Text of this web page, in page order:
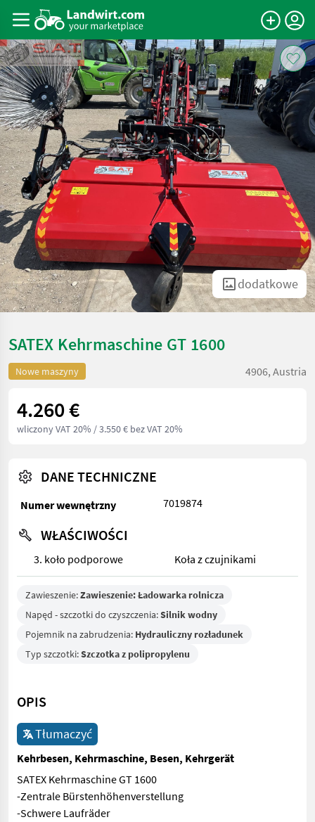
dodatkowe
SATEX Kehrmaschine GT 1600
Nowe maszyny 4906, Austria
4.260 €
wliczony VAT 20% / 3.550 € bez VAT 20%
DANE TECHNICZNE
Numer wewnętrzny 7019874
WŁAŚCIWOŚCI
3. koło podporowe Koła z czujnikami
Zawieszenie:Zawieszenie: Ładowarka rolnicza
Napęd - szczotki do czyszczenia:Silnik wodny
Pojemnik na zabrudzenia: Hydrauliczny rozładunek
Typ szczotki:Szczotka z polipropylenu
OPIS
Tłumaczyć
Kehrbesen, Kehrmaschine, Besen, Kehrgerät
SATEX Kehrmaschine GT 1600
-Zentrale Bürstenhöhenverstellung
-Schwere Laufräder